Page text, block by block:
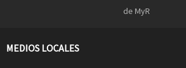
de MyR
MEDIOS LOCALES